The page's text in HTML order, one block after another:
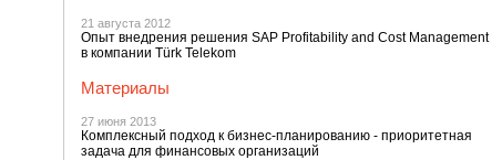
21 августа 2012
Опыт внедрения решения SAP Profitability and Cost Management
в компании Türk Telekom
Материалы
27 июня 2013
Комплексный подход к бизнес-планированию - приоритетная
задача для финансовых организаций